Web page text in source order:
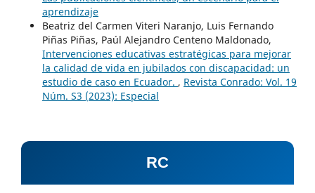
aprendizaje
Beatriz del Carmen Viteri Naranjo, Luis Fernando
Piñas Piñas, Paúl Alejandro Centeno Maldonado,
Intervenciones educativas estratégicas para mejorar
la calidad de vida en jubilados con discapacidad: un
estudio de caso en Ecuador. , Revista Conrado: Vol. 19
Núm. S3 (2023): Especial
RC